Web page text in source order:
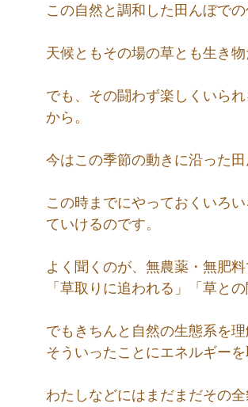
この自然と調和した田んぼで
天候ともその場の草とも生き
でも、その闘わず楽しくいら
から。
今はこの季節の動きに沿った
この時までにやっておくいろ
ていけるのです。
よく聞くのが、無農薬・無肥
「草取りに追われる」「草と
でもきちんと自然の生態系を
そういったことにエネルギー
わたしなどにはまだまだその